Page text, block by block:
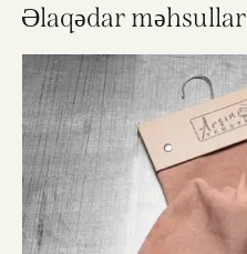
Əlaqədar məhsullar